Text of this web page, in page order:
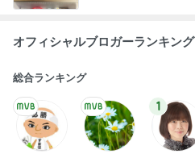
オフィシャルブロガーランキング
総合ランキング
1